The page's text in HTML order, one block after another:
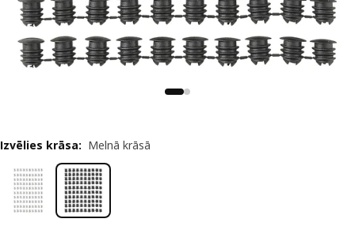
Izvēlies krāsa: Melnā krāsā